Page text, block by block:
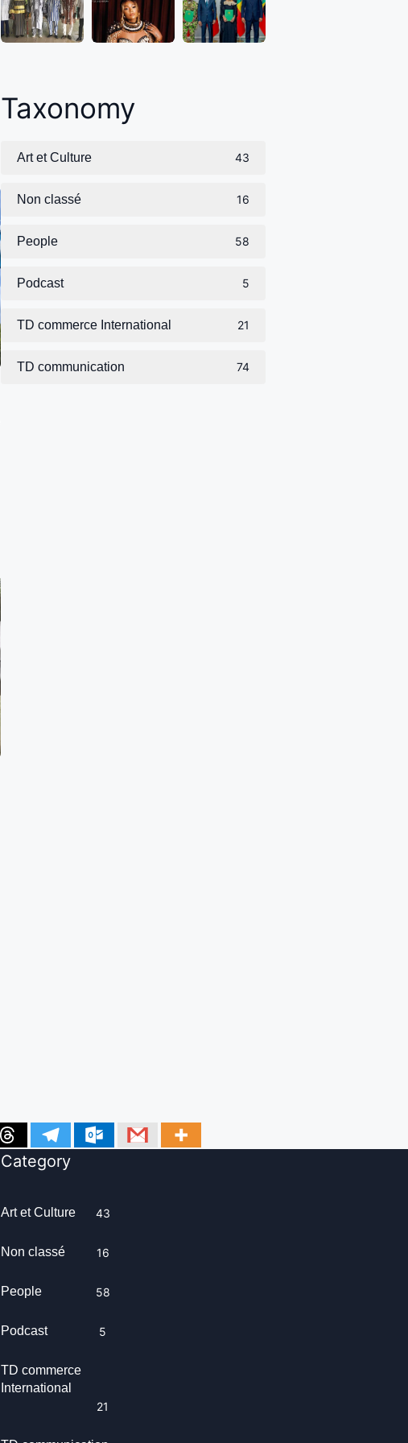
Taxonomy
Art et Culture 43
Non classé 16
People 58
Podcast 5
TD commerce International 21
TD communication 74
Category
Art et Culture 43
Non classé 16
People 58
Podcast 5
TD commerce
International
21